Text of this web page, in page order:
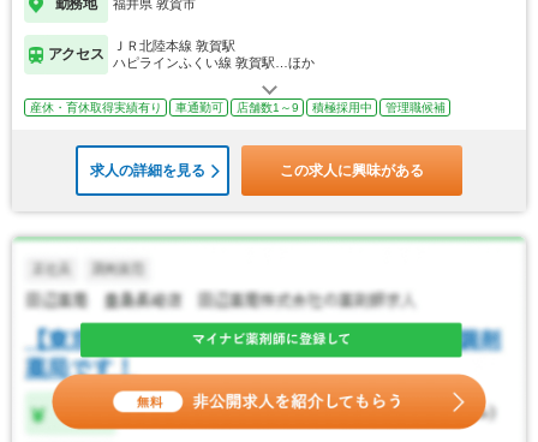
福井県 敦賀市
アクセス
ＪＲ北陸本線 敦賀駅
ハピラインふくい線 敦賀駅…ほか
産休・育休取得実績有り 車通勤可 店舗数1～9 積極採用中 管理職候補
求人の詳細を見る この求人に興味がある